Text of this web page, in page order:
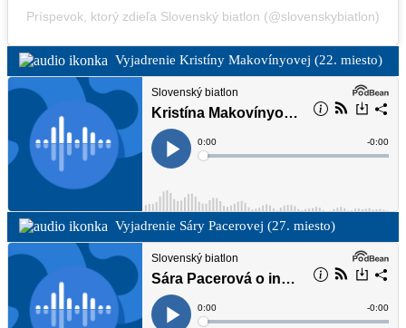
Príspevok, ktorý zdieľa Slovenský biatlon (@slovenskybiatlon)
Vyjadrenie Kristíny Makovínyovej (22. miesto)
Vyjadrenie Sáry Pacerovej (27. miesto)